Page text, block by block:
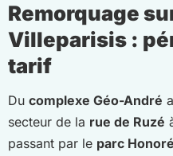
Remorquage
Villeparisis :
tarif
Du complexe Géo-André
secteur de la rue de Ruzé
passant par le parc